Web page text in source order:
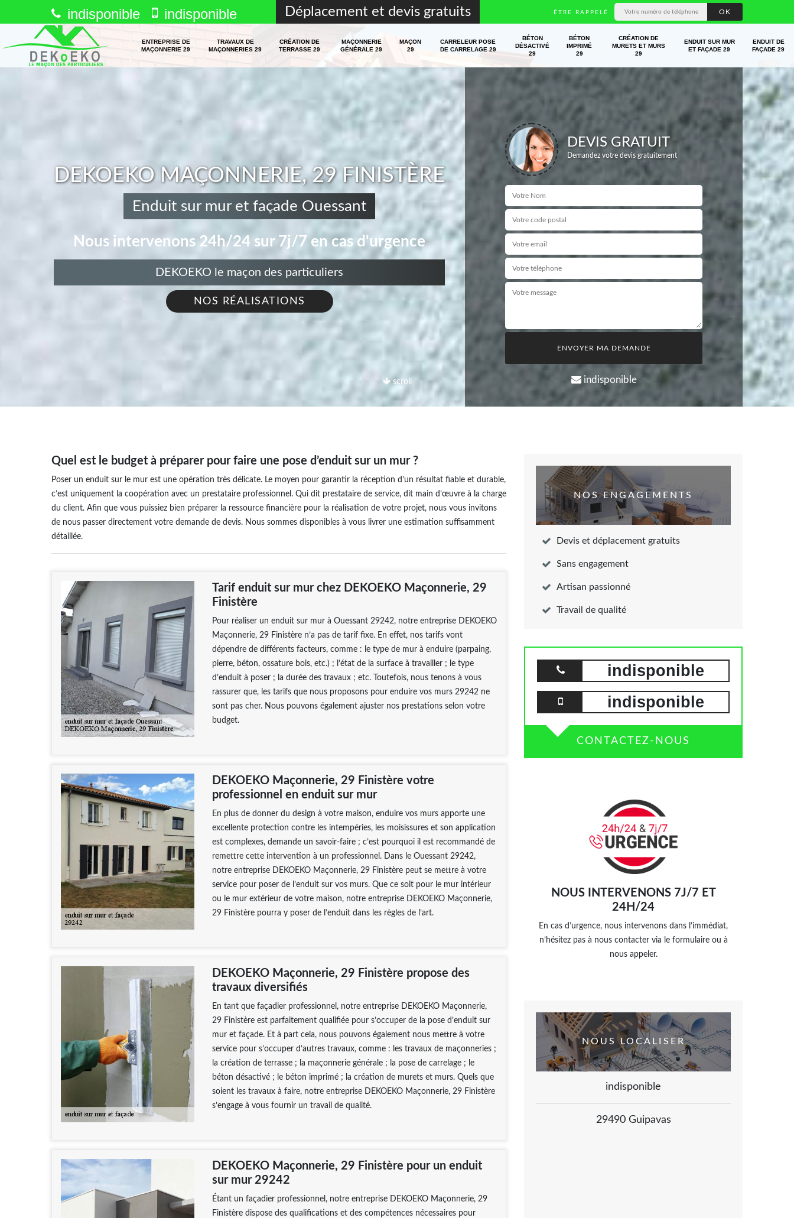
indisponible indisponible Déplacement et devis gratuits ÊTRE RAPPELÉ
ENTREPRISE DE
MAÇONNERIE 29
TRAVAUX DE
MAÇONNERIES 29
CRÉATION DE
TERRASSE 29
MAÇONNERIE
GÉNÉRALE 29
MAÇON
29
CARRELEUR POSE
DE CARRELAGE 29
BÉTON
DÉSACTIVÉ
29
BÉTON
IMPRIMÉ
29
CRÉATION DE
MURETS ET MURS
29
ENDUIT SUR MUR
ET FAÇADE 29
ENDUIT DE
FAÇADE 29
scroll
DEKOEKO MAÇONNERIE, 29 FINISTÈRE
Enduit sur mur et façade Ouessant
Nous intervenons 24h/24 sur 7j/7 en cas d'urgence
DEKOEKO le maçon des particuliers
NOS RÉALISATIONS
DEVIS GRATUIT
Demandez votre devis gratuitement
indisponible
Quel est le budget à préparer pour faire une pose d’enduit sur un mur ?
Poser un enduit sur le mur est une opération très délicate. Le moyen pour garantir la réception d’un résultat fiable et durable,
c’est uniquement la coopération avec un prestataire professionnel. Qui dit prestataire de service, dit main d’œuvre à la charge
du client. Afin que vous puissiez bien préparer la ressource financière pour la réalisation de votre projet, nous vous invitons
de nous passer directement votre demande de devis. Nous sommes disponibles à vous livrer une estimation suffisamment
détaillée.
Tarif enduit sur mur chez DEKOEKO Maçonnerie, 29
Finistère
Pour réaliser un enduit sur mur à Ouessant 29242, notre entreprise DEKOEKO
Maçonnerie, 29 Finistère n’a pas de tarif fixe. En effet, nos tarifs vont
dépendre de différents facteurs, comme : le type de mur à enduire (parpaing,
pierre, béton, ossature bois, etc.) ; l’état de la surface à travailler ; le type
d’enduit à poser ; la durée des travaux ; etc. Toutefois, nous tenons à vous
rassurer que, les tarifs que nous proposons pour enduire vos murs 29242 ne
sont pas cher. Nous pouvons également ajuster nos prestations selon votre
budget.
DEKOEKO Maçonnerie, 29 Finistère votre
professionnel en enduit sur mur
En plus de donner du design à votre maison, enduire vos murs apporte une
excellente protection contre les intempéries, les moisissures et son application
est complexes, demande un savoir-faire ; c’est pourquoi il est recommandé de
remettre cette intervention à un professionnel. Dans le Ouessant 29242,
notre entreprise DEKOEKO Maçonnerie, 29 Finistère peut se mettre à votre
service pour poser de l’enduit sur vos murs. Que ce soit pour le mur intérieur
ou le mur extérieur de votre maison, notre entreprise DEKOEKO Maçonnerie,
29 Finistère pourra y poser de l’enduit dans les règles de l’art.
DEKOEKO Maçonnerie, 29 Finistère propose des
travaux diversifiés
En tant que façadier professionnel, notre entreprise DEKOEKO Maçonnerie,
29 Finistère est parfaitement qualifiée pour s’occuper de la pose d’enduit sur
mur et façade. Et à part cela, nous pouvons également nous mettre à votre
service pour s’occuper d’autres travaux, comme : les travaux de maçonneries ;
la création de terrasse ; la maçonnerie générale ; la pose de carrelage ; le
béton désactivé ; le béton imprimé ; la création de murets et murs. Quels que
soient les travaux à faire, notre entreprise DEKOEKO Maçonnerie, 29 Finistère
s’engage à vous fournir un travail de qualité.
DEKOEKO Maçonnerie, 29 Finistère pour un enduit
sur mur 29242
Étant un façadier professionnel, notre entreprise DEKOEKO Maçonnerie, 29
Finistère dispose des qualifications et des compétences nécessaires pour
NOS ENGAGEMENTS
Devis et déplacement gratuits
Sans engagement
Artisan passionné
Travail de qualité
indisponible
indisponible
CONTACTEZ-NOUS
NOUS INTERVENONS 7J/7 ET
24H/24
En cas d’urgence, nous intervenons dans l’immédiat,
n’hésitez pas à nous contacter via le formulaire ou à
nous appeler.
NOUS LOCALISER
indisponible
29490 Guipavas